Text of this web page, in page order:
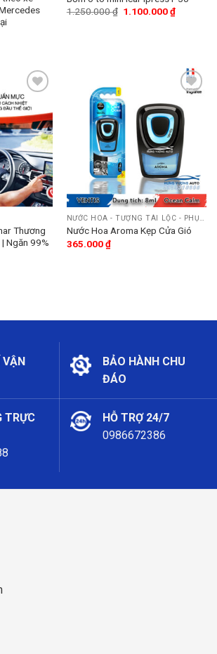
1.250.000₫ 1.100.000₫
to
wishlist
Thương
Ngăn 99%
to
wishlist
Nước Hoa Aroma Kẹp Cửa Gió
365.000₫
VẬN
BẢO HÀNH CHU
ĐÁO
TRỰC
HỖ TRỢ 24/7
0986672386